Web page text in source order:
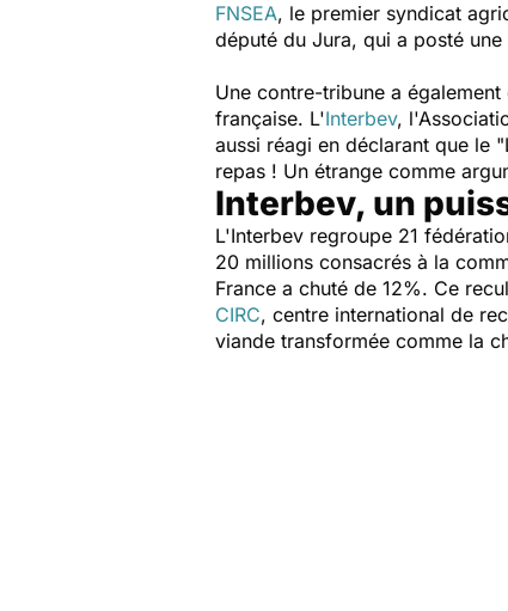
FNSEA, le premier syndicat
député du Jura, qui a posté
Une contre-tribune a
française. L'Interbev,
aussi réagi en déclarant que le
repas ! Un étrange comme
Interbev, un
L'Interbev regroupe 21
20 millions consacrés à la
France a chuté de 12%. Ce
CIRC, centre international de
viande transformée comme la